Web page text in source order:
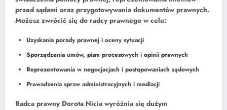
przed sądami oraz przygotowywania dokumentów prawnych.
Możesz zwrócić się do radcy prawnego w celu:
Uzyskania porady prawnej i oceny sytuacji
Sporządzenia umów, pism procesowych i opinii prawnych
Reprezentowania w negocjacjach i postępowaniach sądowych
Prowadzenia spraw administracyjnych i mediacji
Radca prawny Dorota Nicia wyróżnia się dużym